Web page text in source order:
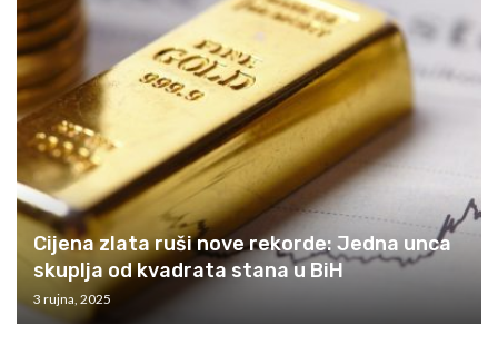
Cijena zlata ruši nove rekorde: Jedna unca
skuplja od kvadrata stana u BiH
3 rujna, 2025